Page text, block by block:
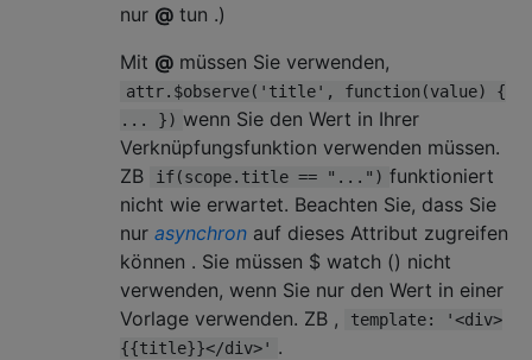
nur @ tun .)
Mit @ müssen Sie verwenden,
attr.$observe('title', function(value) {
... }) wenn Sie den Wert in Ihrer
Verknüpfungsfunktion verwenden müssen.
ZB
if(scope.title == "...") funktioniert
nicht wie erwartet. Beachten Sie, dass Sie
nur asynchron auf dieses Attribut zugreifen
können . Sie müssen $ watch () nicht
verwenden, wenn Sie nur den Wert in einer
Vorlage verwenden. ZB ,
template: '<div>
{{title}}</div>' .